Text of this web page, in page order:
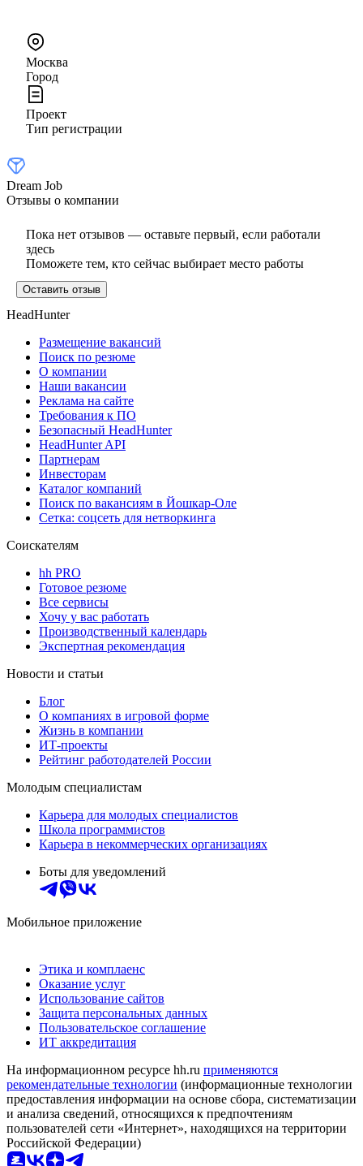
Москва
Город
Проект
Тип регистрации
Dream Job
Отзывы о компании
Пока нет отзывов — оставьте первый, если работали
здесь
Поможете тем, кто сейчас выбирает место работы
Оставить отзыв
HeadHunter
Размещение вакансий
Поиск по резюме
О компании
Наши вакансии
Реклама на сайте
Требования к ПО
Безопасный HeadHunter
HeadHunter API
Партнерам
Инвесторам
Каталог компаний
Поиск по вакансиям в Йошкар-Оле
Сетка: соцсеть для нетворкинга
Соискателям
hh PRO
Готовое резюме
Все сервисы
Хочу у вас работать
Производственный календарь
Экспертная рекомендация
Новости и статьи
Блог
О компаниях в игровой форме
Жизнь в компании
ИТ-проекты
Рейтинг работодателей России
Молодым специалистам
Карьера для молодых специалистов
Школа программистов
Карьера в некоммерческих организациях
Боты для уведомлений
Мобильное приложение
Этика и комплаенс
Оказание услуг
Использование сайтов
Защита персональных данных
Пользовательское соглашение
ИТ аккредитация
На информационном ресурсе hh.ru применяются
рекомендательные технологии (информационные технологии
предоставления информации на основе сбора, систематизации
и анализа сведений, относящихся к предпочтениям
пользователей сети «Интернет», находящихся на территории
Российской Федерации)